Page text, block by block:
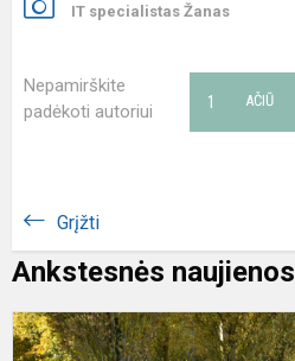
IT specialistas Žanas
Nepamirškite
padėkoti autoriui
AČIŪ
1
Grįžti
Ankstesnės naujienos